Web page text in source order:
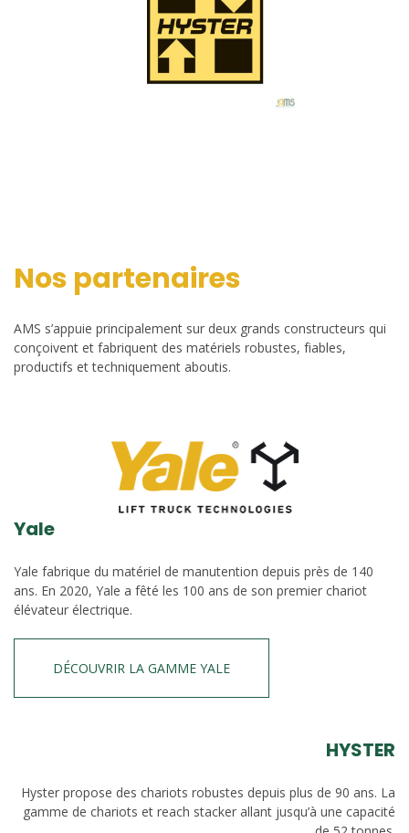
Nos partenaires
AMS s’appuie principalement sur deux grands constructeurs qui
conçoivent et fabriquent des matériels robustes, fiables,
productifs et techniquement aboutis.
Yale
Yale fabrique du matériel de manutention depuis près de 140
ans. En 2020, Yale a fêté les 100 ans de son premier chariot
élévateur électrique.
DÉCOUVRIR LA GAMME YALE
HYSTER
Hyster propose des chariots robustes depuis plus de 90 ans. La
gamme de chariots et reach stacker allant jusqu’à une capacité